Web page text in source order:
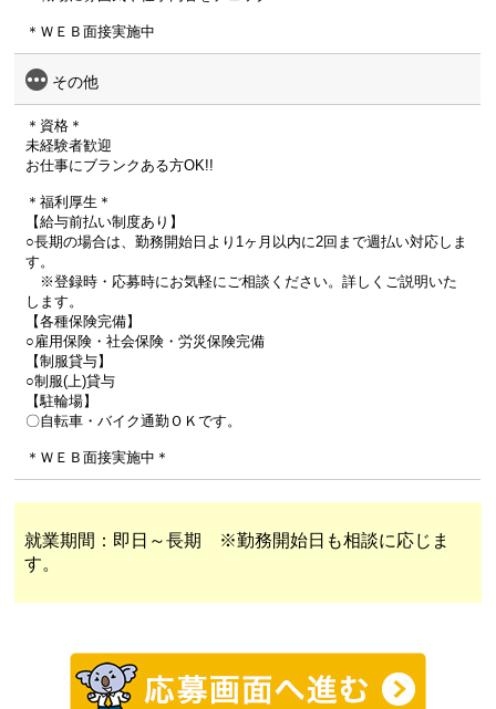
＊ＷＥＢ面接実施中
その他
＊資格＊
未経験者歓迎
お仕事にブランクある方OK!!
＊福利厚生＊
【給与前払い制度あり】
○長期の場合は、勤務開始日より1ヶ月以内に2回まで週払い対応しま
す。
※登録時・応募時にお気軽にご相談ください。詳しくご説明いた
します。
【各種保険完備】
○雇用保険・社会保険・労災保険完備
【制服貸与】
○制服(上)貸与
【駐輪場】
〇自転車・バイク通勤ＯＫです。
＊ＷＥＢ面接実施中＊
就業期間：即日～長期 ※勤務開始日も相談に応じま
す。